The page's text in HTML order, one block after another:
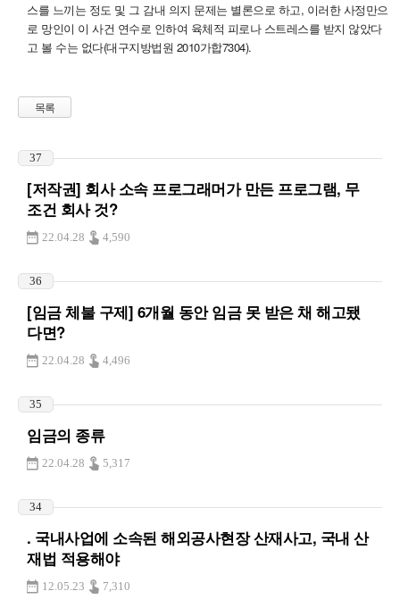
스를 느끼는 정도 및 그 감내 의지 문제는 별론으로 하고, 이러한 사정만으
로 망인이 이 사건 연수로 인하여 육체적 피로나 스트레스를 받지 않았다
고 볼 수는 없다(대구지방법원 2010가합7304).
목록
37
[저작권] 회사 소속 프로그래머가 만든 프로그램, 무
조건 회사 것?
22.04.28 4,590
36
[임금 체불 구제] 6개월 동안 임금 못 받은 채 해고됐
다면?
22.04.28 4,496
35
임금의 종류
22.04.28 5,317
34
. 국내사업에 소속된 해외공사현장 산재사고, 국내 산
재법 적용해야
12.05.23 7,310